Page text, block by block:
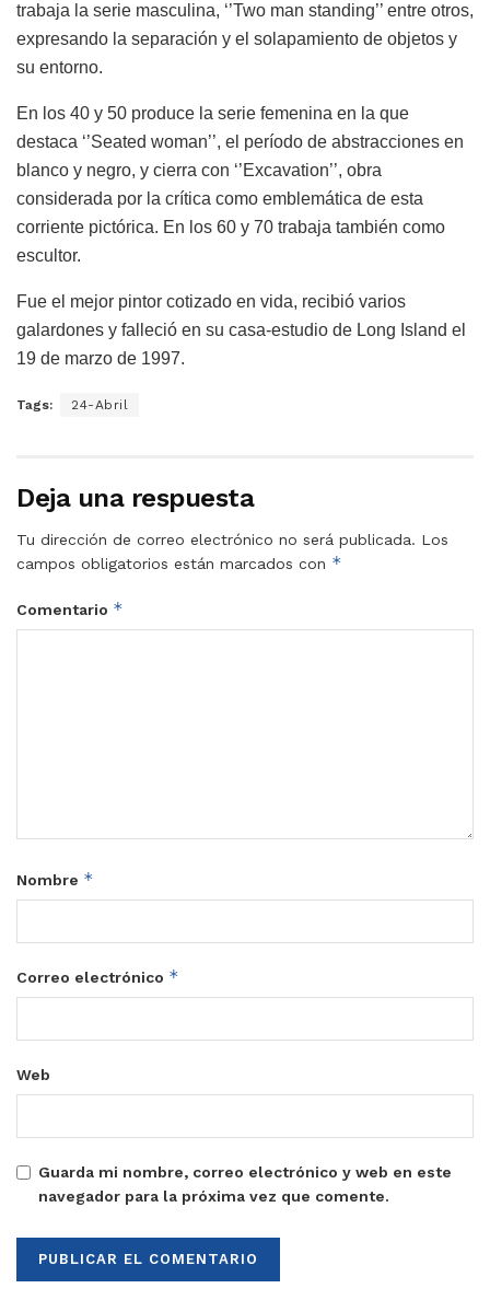
trabaja la serie masculina, ‘’Two man standing’’ entre otros,
expresando la separación y el solapamiento de objetos y
su entorno.
En los 40 y 50 produce la serie femenina en la que
destaca ‘’Seated woman’’, el período de abstracciones en
blanco y negro, y cierra con ‘’Excavation’’, obra
considerada por la crítica como emblemática de esta
corriente pictórica. En los 60 y 70 trabaja también como
escultor.
Fue el mejor pintor cotizado en vida, recibió varios
galardones y falleció en su casa-estudio de Long Island el
19 de marzo de 1997.
Tags: 24-Abril
Deja una respuesta
Tu dirección de correo electrónico no será publicada. Los
campos obligatorios están marcados con *
Comentario *
Nombre *
Correo electrónico *
Web
Guarda mi nombre, correo electrónico y web en este
navegador para la próxima vez que comente.